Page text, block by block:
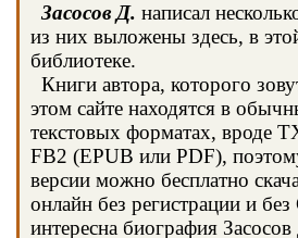
Засосов Д. написал
из них выложены здесь, в
библиотеке.
Книги автора, которого
этом сайте находятся в
текстовых форматах, вроде
FB2 (EPUB или PDF),
версии можно бесплатно
онлайн без регистрации и
интересна биография